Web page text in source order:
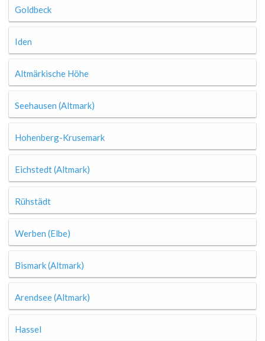
Goldbeck
Iden
Altmärkische Höhe
Seehausen (Altmark)
Hohenberg-Krusemark
Eichstedt (Altmark)
Rühstädt
Werben (Elbe)
Bismark (Altmark)
Arendsee (Altmark)
Hassel